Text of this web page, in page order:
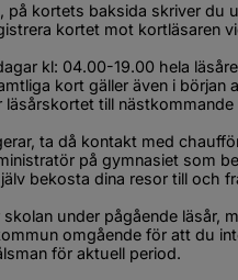
på kortets baksida skriver du
kortet mot kortläsaren
kl: 04.00-19.00 hela
kort gäller även i början
läsårskortet till
ta då kontakt med
på gymnasiet som
bekosta dina resor till och
under pågående läsår,
omgående för att du
för aktuell period.